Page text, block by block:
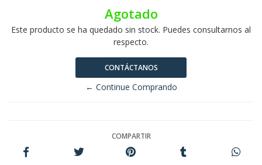
Agotado
Este producto se ha quedado sin stock. Puedes consultarnos al
respecto.
CONTÁCTANOS
← Continue Comprando
COMPARTIR